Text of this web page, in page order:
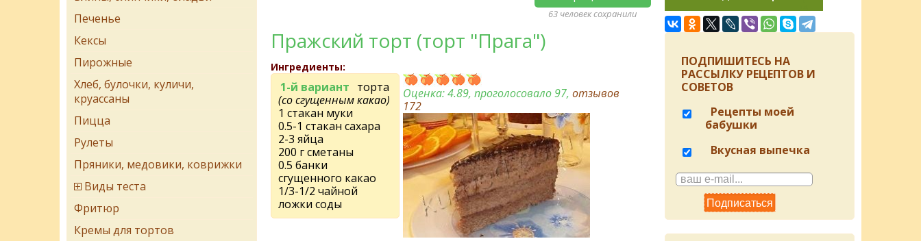
63 человек сохранили
Пражский торт (торт "Прага")
Ингредиенты:
1-й вариант торта
(со сгущенным какао)
1 стакан муки
0.5-1 стакан сахара
2-3 яйца
200 г сметаны
0.5 банки
сгущенного какао
1/3-1/2 чайной
ложки соды
Оценка:4.89, проголосовало 97,отзывов
172
Печенье
Кексы
Пирожные
Хлеб, булочки, куличи,
круассаны
Пицца
Рулеты
Пряники, медовики, коврижки
Виды теста
Фритюр
Кремы для тортов
ПОДПИШИТЕСЬ НА
РАССЫЛКУ РЕЦЕПТОВ И
СОВЕТОВ
Рецепты моей
бабушки
Вкусная выпечка